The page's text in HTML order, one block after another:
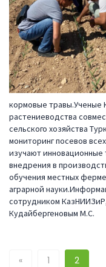
кормовые травы.Ученые
растениеводства
сельского хозяйства
мониторинг посевов
изучают инновационные
внедрения в
обучения местных
аграрной
сотрудником
Кудайбергеновым М.С.
« 1 2